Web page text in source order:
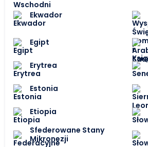
Ekwador
Egipt
Erytrea
Estonia
Etiopia
Sfederowane Stany
Mikronezji